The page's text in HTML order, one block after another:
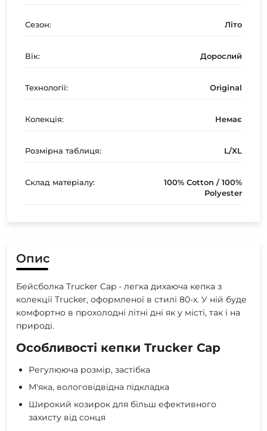
Сезон: Літо
Вік: Дорослий
Технології: Original
Колекція: Немає
Розмірна таблиця: L/XL
Склад матеріалу:
100% Cotton / 100%
Polyester
Опис
Бейсболка Trucker Cap - легка дихаюча кепка з
колекції Trucker, оформленої в стилі 80-х. У ній буде
комфортно в прохолодні літні дні як у місті, так і на
природі.
Особливості кепки Trucker Cap
Регулююча розмір, застібка
М'яка, вологовідвідна підкладка
Широкий козирок для більш ефективного
захисту від сонця